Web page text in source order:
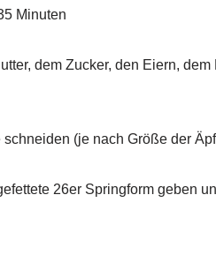
Minuten
dem Zucker, den Eiern,
(je nach Größe der
26er Springform geben